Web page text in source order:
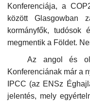
Művészet
Sport
Sajtó
Rendezvény
Konferenciája, a
között Glasgowban
kormányfők, tudósok
megmentik a Földet.
Az angol és
Konferenciának már a
IPCC (az ENSz
jelentés, mely